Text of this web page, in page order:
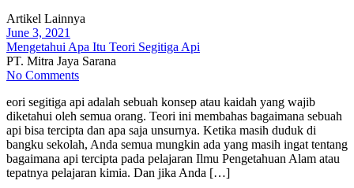
Artikel Lainnya
June 3, 2021
Mengetahui Apa Itu Teori Segitiga Api
PT. Mitra Jaya Sarana
No Comments
eori segitiga api adalah sebuah konsep atau kaidah yang wajib
diketahui oleh semua orang. Teori ini membahas bagaimana sebuah
api bisa tercipta dan apa saja unsurnya. Ketika masih duduk di
bangku sekolah, Anda semua mungkin ada yang masih ingat tentang
bagaimana api tercipta pada pelajaran Ilmu Pengetahuan Alam atau
tepatnya pelajaran kimia. Dan jika Anda […]